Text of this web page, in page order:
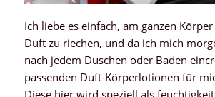
Ich liebe es einfach, am ganzen Körper
Duft zu riechen, und da ich mich
nach jedem Duschen oder Baden
passenden Duft-Körperlotionen für